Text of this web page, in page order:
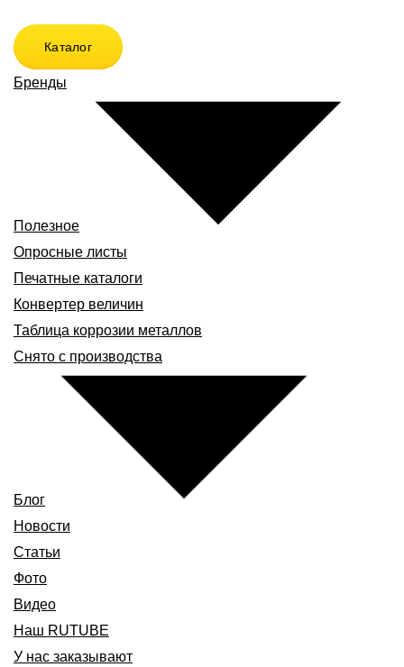
Каталог
Бренды
Полезное
Опросные листы
Печатные каталоги
Конвертер величин
Таблица коррозии металлов
Снято с производства
Блог
Новости
Статьи
Фото
Видео
Наш RUTUBE
У нас заказывают